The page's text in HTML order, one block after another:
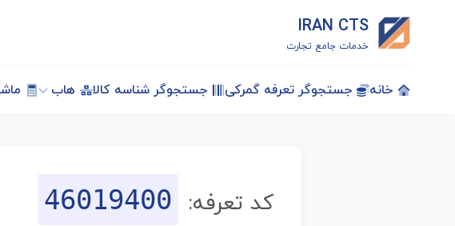
IRAN CTS
خدمات جامع تجارت
خانه جستجوگر تعرفه گمرکی جستجوگر شناسه کالا هاب
کد تعرفه: 46019400